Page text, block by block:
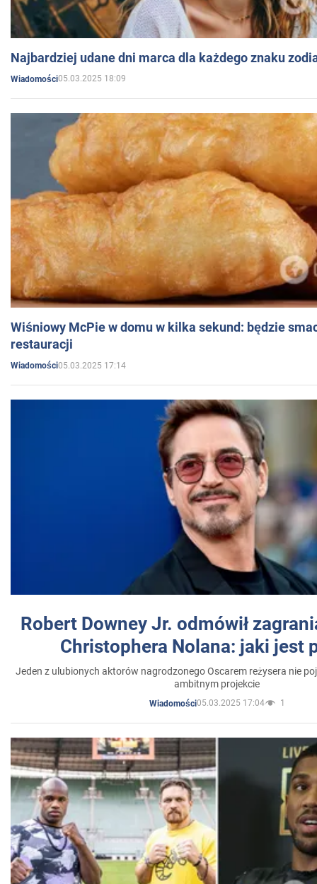
Najbardziej udane dni marca dla każdego znaku
Wiadomości05.03.2025 18:09
Wiśniowy McPie w domu w kilka sekund: będzie
restauracji
Wiadomości05.03.2025 17:14
Robert Downey Jr. odmówił
Christophera Nolana: jaki jest
Jeden z ulubionych aktorów nagrodzonego Oscarem reżysera nie
ambitnym projekcie
Wiadomości05.03.2025 17:04 1